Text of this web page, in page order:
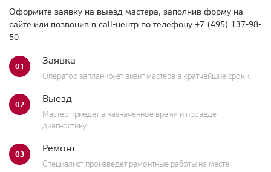
Оформите заявку на выезд мастера, заполнив форму на
сайте или позвонив в call-центр по телефону +7 (495) 137-98-
50
01 Заявка
Оператор запланирует визит мастера в кратчайшие сроки.
02 Выезд
Мастер приедет в назначенное время и проведет
диагностику
03 Ремонт
Специалист произведет ремонтные работы на месте